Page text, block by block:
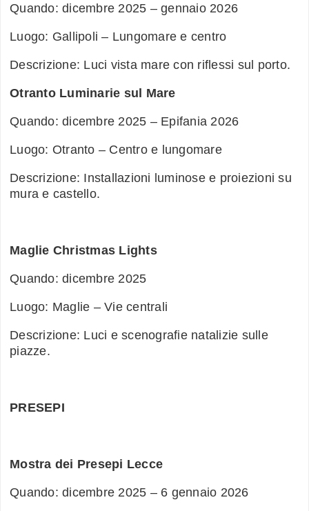
Quando: dicembre 2025 – gennaio 2026
Luogo: Gallipoli – Lungomare e centro
Descrizione: Luci vista mare con riflessi sul porto.
Otranto Luminarie sul Mare
Quando: dicembre 2025 – Epifania 2026
Luogo: Otranto – Centro e lungomare
Descrizione: Installazioni luminose e proiezioni su
mura e castello.
Maglie Christmas Lights
Quando: dicembre 2025
Luogo: Maglie – Vie centrali
Descrizione: Luci e scenografie natalizie sulle
piazze.
PRESEPI
Mostra dei Presepi Lecce
Quando: dicembre 2025 – 6 gennaio 2026